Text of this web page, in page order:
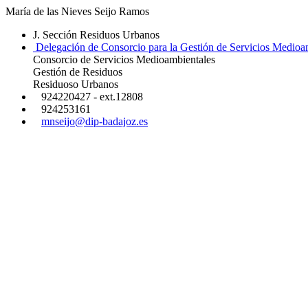
María de las Nieves Seijo Ramos
J. Sección Residuos Urbanos
Delegación de Consorcio para la Gestión de Servicios
Consorcio de Servicios Medioambientales
Gestión de Residuos
Residuoso Urbanos
924220427 - ext.12808
924253161
mnseijo@dip-badajoz.es